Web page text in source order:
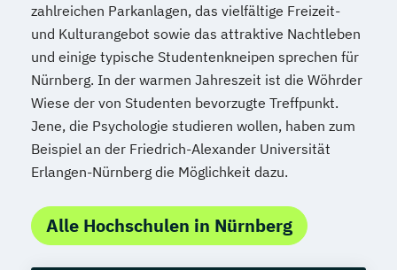
zahlreichen Parkanlagen, das vielfältige Freizeit-
und Kulturangebot sowie das attraktive Nachtleben
und einige typische Studentenkneipen sprechen für
Nürnberg. In der warmen Jahreszeit ist die Wöhrder
Wiese der von Studenten bevorzugte Treffpunkt.
Jene, die Psychologie studieren wollen, haben zum
Beispiel an der Friedrich-Alexander Universität
Erlangen-Nürnberg die Möglichkeit dazu.
Alle Hochschulen in Nürnberg